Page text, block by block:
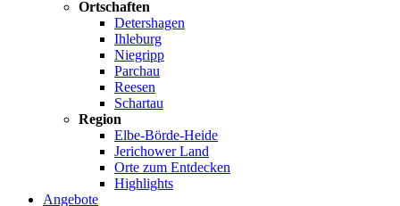
Ortschaften
Detershagen
Ihleburg
Niegripp
Parchau
Reesen
Schartau
Region
Elbe-Börde-Heide
Jerichower Land
Orte zum Entdecken
Highlights
Angebote